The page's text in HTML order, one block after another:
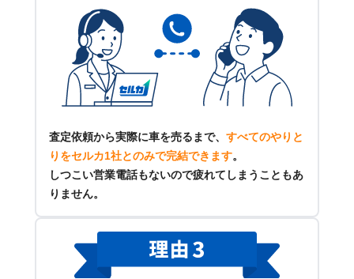
査定依頼から実際に車を売るまで、 すべてのやりと
りをセルカ1社とのみで完結できます。
しつこい営業電話もないので疲れてしまうこともあ
りません。